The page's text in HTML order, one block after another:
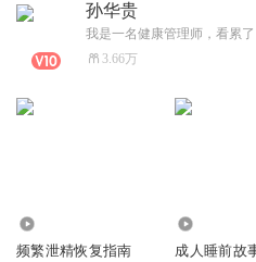
孙华贵
3.66万
频繁泄精恢复指南 成人睡前故